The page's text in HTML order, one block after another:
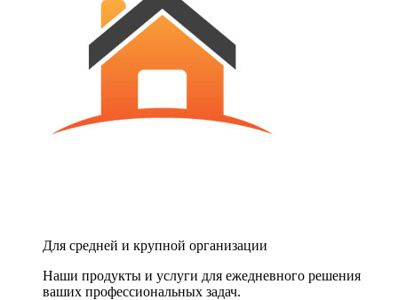
Для средней и крупной организации
Наши продукты и услуги для ежедневного решения
ваших профессиональных задач.